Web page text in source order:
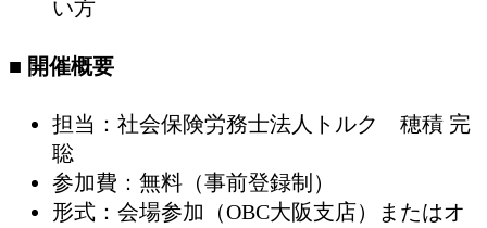
い方
■ 開催概要
担当：社会保険労務士法人トルク 穂積 完
聡
参加費：無料（事前登録制）
形式：会場参加（OBC大阪支店）またはオ